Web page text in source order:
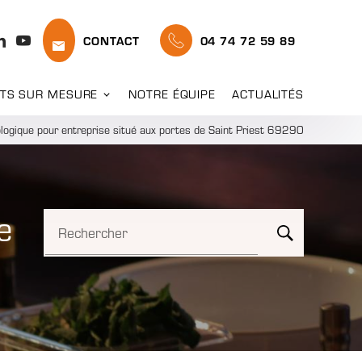
CONTACT 04 74 72 59 89
SUR MESURE NOTRE ÉQUIPE ACTUALITÉS
pour entreprise situé aux portes de Saint Priest 69290
Rechercher